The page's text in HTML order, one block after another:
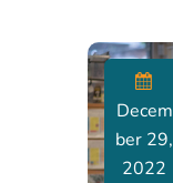
Decem
Ber 29,
2022